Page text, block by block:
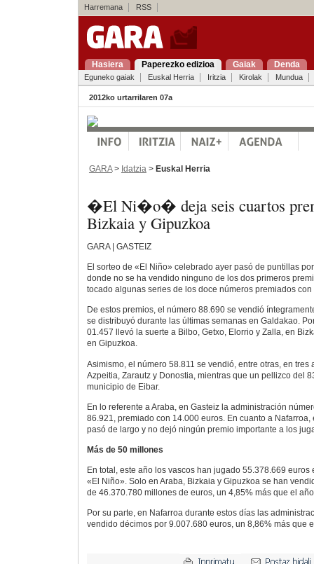
Harremana RSS
Hasiera Paperezko edizioa Gaiak Denda
Eguneko gaiak Euskal Herria Iritzia Kirolak Mundua
2012ko urtarrilaren 07a
GARA> Idatzia > Euskal Herria
�El Ni�o� deja seis cuartos
Bizkaia y Gipuzkoa
GARA | GASTEIZ
El sorteo de «El Niño» celebrado ayer pasó de puntillas
donde no se ha vendido ninguno de los dos primeros
tocado algunas series de los doce números premiados
De estos premios, el número 88.690 se vendió
se distribuyó durante las últimas semanas en Galdakao.
01.457 llevó la suerte a Bilbo, Getxo, Elorrio y Zalla, en
en Gipuzkoa.
Asimismo, el número 58.811 se vendió, entre otras, en tres
Azpeitia, Zarautz y Donostia, mientras que un pellizco del
municipio de Eibar.
En lo referente a Araba, en Gasteiz la administración
86.921, premiado con 14.000 euros. En cuanto a
pasó de largo y no dejó ningún premio importante a los
Más de 50 millones
En total, este año los vascos han jugado 55.378.669
«El Niño». Solo en Araba, Bizkaia y Gipuzkoa se han
de 46.370.780 millones de euros, un 4,85% más que el
Por su parte, en Nafarroa durante estos días las
vendido décimos por 9.007.680 euros, un 8,86% más que